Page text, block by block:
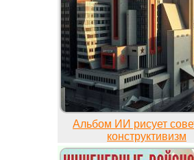
Альбом ИИ рисует
конструктивизм